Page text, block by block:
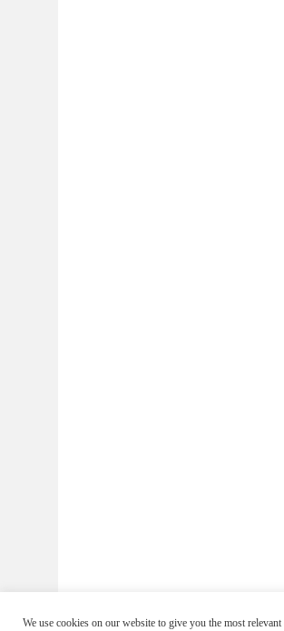
We use cookies on our website to give you the most relevant